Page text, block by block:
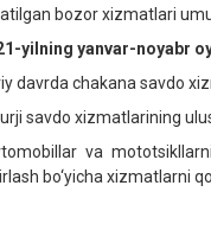
bozor xizmatlari
yilning yanvar-noyabr
davrda chakana savdo
savdo xizmatlarining
va
bo‘yicha xizmatlarni